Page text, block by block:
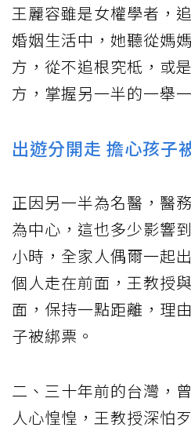
王麗容雖是女權學者，
婚姻生活中，她聽從媽
方，從不追根究柢，或
方，掌握另一半的一舉
出遊分開走 擔心孩子
正因另一半為名醫，醫
為中心，這也多少影響
小時，全家人偶爾一起
個人走在前面，王教授
面，保持一點距離，理
子被綁票。
二、三十年前的台灣，
人心惶惶，王教授深怕